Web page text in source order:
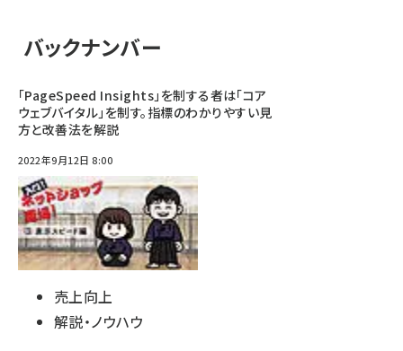
バックナンバー
「PageSpeed Insights」を制する者は「コア
ウェブバイタル」を制す。指標のわかりやすい見
方と改善法を解説
2022年9月12日 8:00
売上向上
解説・ノウハウ